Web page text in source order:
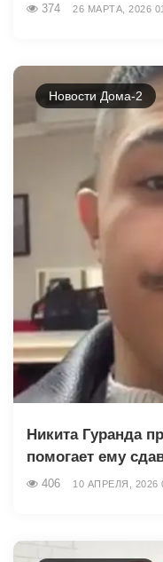
374 26 МАРТА, 2026
Новости Дома-2
Никита Гуранда
помогает ему
406 10 АПРЕЛЯ, 2026